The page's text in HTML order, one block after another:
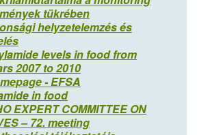
tükrében
helyzetelemzés és
levels in food from
2007 to 2010
- EFSA
in food
EXPERT COMMITTEE ON
– 72. meeting